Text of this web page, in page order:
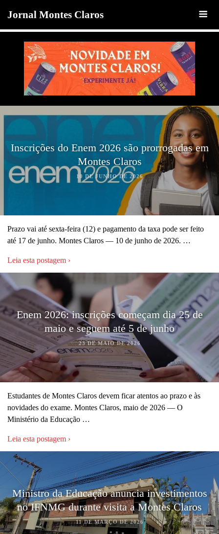
Jornal Montes Claros
Inscrições do Enem 2026 são prorrogadas em
Montes Claros
10 DE JUNHO DE 2026
Prazo vai até sexta-feira (12) e pagamento da taxa pode ser feito
até 17 de junho. Montes Claros — 10 de junho de 2026. …
Leia esta postagem ›
Enem 2026: inscrições começam dia 25 de
maio e seguem até 5 de junho
23 DE MAIO DE 2026
Estudantes de Montes Claros devem ficar atentos ao prazo e às
novidades do exame. Montes Claros, maio de 2026 — O
Ministério da Educação …
Leia esta postagem ›
Ministro da Educação anuncia investimentos
no IFNMG durante visita a Montes Claros
11 DE MARÇO DE 2026